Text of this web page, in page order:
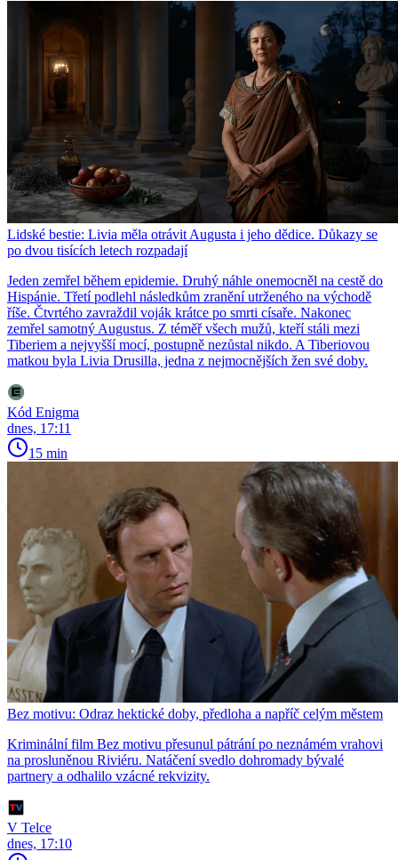
Lidské bestie: Livia měla otrávit Augusta i jeho dědice. Důkazy se
po dvou tisících letech rozpadají
Jeden zemřel během epidemie. Druhý náhle onemocněl na cestě do
Hispánie. Třetí podlehl následkům zranění utrženého na východě
říše. Čtvrtého zavraždil voják krátce po smrti císaře. Nakonec
zemřel samotný Augustus. Z téměř všech mužů, kteří stáli mezi
Tiberiem a nejvyšší mocí, postupně nezůstal nikdo. A Tiberiovou
matkou byla Livia Drusilla, jedna z nejmocnějších žen své doby.
Kód Enigma
dnes, 17:11
15 min
Bez motivu: Odraz hektické doby, předloha a napříč celým městem
Kriminální film Bez motivu přesunul pátrání po neznámém vrahovi
na prosluněnou Riviéru. Natáčení svedlo dohromady bývalé
partnery a odhalilo vzácné rekvizity.
V Telce
dnes, 17:10